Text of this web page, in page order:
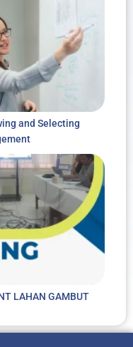
and Selecting
LAHAN GAMBUT